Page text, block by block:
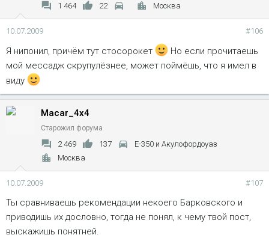
1 464 22 Москва
10.07.2009 #106
Я нипонил, причём тут стосорокет
Но если прочитаешь
мой мессадж скрупулёзнее, может поймёшь, что я имел в
виду
Macar_4x4
Старожил форума
2 469 137
Е-350 и Акулофордоуаз
Москва
10.07.2009 #107
Ты сравниваешь рекомендации некоего Барковского и
приводишь их дословно, тогда не понял, к чему твой пост,
выскажишь понятней.